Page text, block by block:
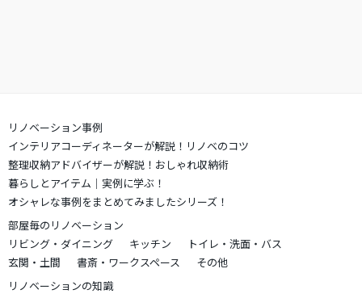
リノベーション事例
インテリアコーディネーターが解説！リノベのコツ
整理収納アドバイザーが解説！おしゃれ収納術
暮らしとアイテム｜実例に学ぶ！
オシャレな事例をまとめてみましたシリーズ！
部屋毎のリノベーション
リビング・ダイニング
キッチン
トイレ・洗面・バス
玄関・土間
書斎・ワークスペース
その他
リノベーションの知識